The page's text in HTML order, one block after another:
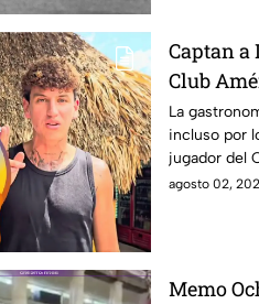
Captan
Club
Yucatán;
La
incluso por
jugador del
agosto 02,
Memo